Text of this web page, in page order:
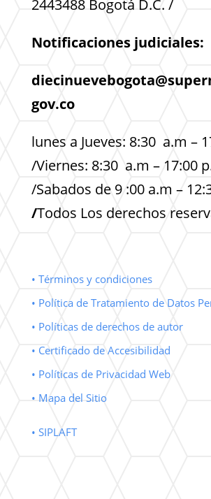
2443488 Bogotá D.C. /
Notificaciones judiciales:
gov.co
lunes a Jueves: 8:30 a.m –
/Viernes: 8:30 a.m – 17:00
/Sabados de 9 :00 a.m –
/Todos Los derechos
• Términos y condiciones
• Política de Tratamiento de Datos
• Políticas de derechos de autor
• Certificado de Accesibilidad
• Políticas de Privacidad Web
• Mapa del Sitio
• SIPLAFT